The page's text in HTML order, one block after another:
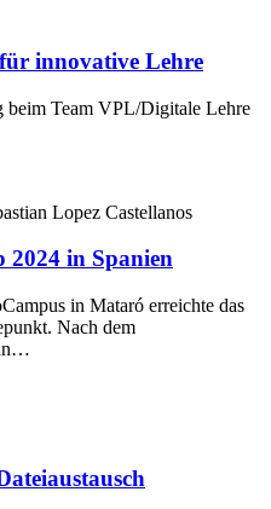
innovative Lehre
beim Team VPL/Digitale Lehre
Lopez Castellanos
in Spanien
in Mataró erreichte das
Nach dem